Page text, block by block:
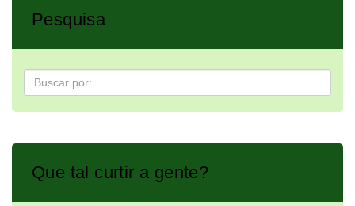
Pesquisa
Pesquisa
Que tal curtir a gente?